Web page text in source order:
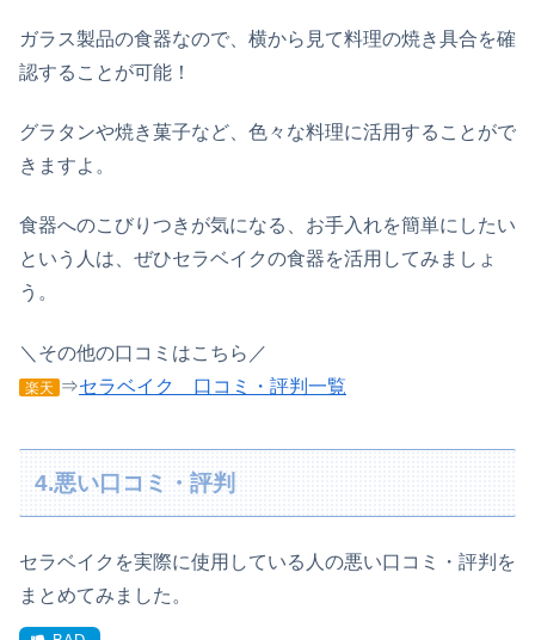
ガラス製品の食器なので、横から見て料理の焼き具合を確
認することが可能！
グラタンや焼き菓子など、色々な料理に活用することがで
きますよ。
食器へのこびりつきが気になる、お手入れを簡単にしたい
という人は、ぜひセラベイクの食器を活用してみましょ
う。
＼その他の口コミはこちら／
楽天 ⇒セラベイク 口コミ・評判一覧
4.悪い口コミ・評判
セラベイクを実際に使用している人の悪い口コミ・評判を
まとめてみました。